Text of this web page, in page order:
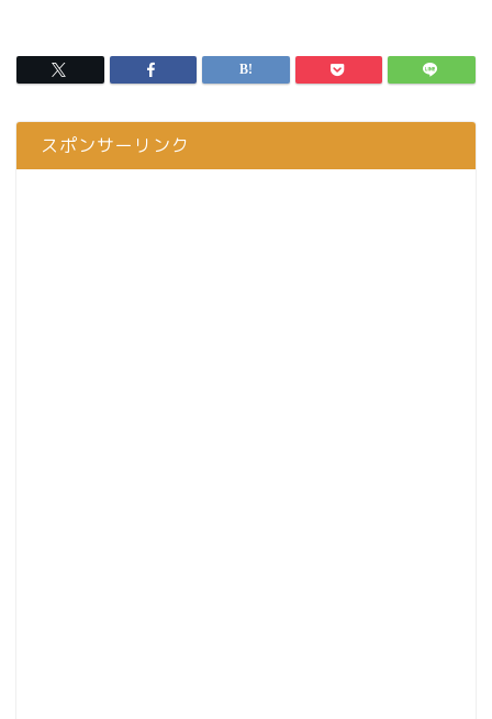
スポンサーリンク